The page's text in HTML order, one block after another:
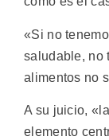
«Si no
saludable, no
alimentos no
A su juicio,
elemento